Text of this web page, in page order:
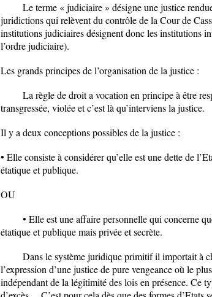
Le terme « judiciaire » désigne une justice
juridictions qui relèvent du contrôle de la Cour de
institutions judiciaires désignent donc les institutions
l’ordre judiciaire).
Les grands principes de l’organisation de la justice :
La règle de droit a vocation en principe à être
transgressée, violée et c’est là qu’interviens la justice.
Il y a deux conceptions possibles de la justice :
• Elle consiste à considérer qu’elle est une dette de
étatique et publique.
OU
• Elle est une affaire personnelle qui concerne
étatique et publique mais privée et secrète.
Dans le système juridique primitif il importait à
l’expression d’une justice de pure vengeance où le
indépendant de la légitimité des lois en présence. Ce